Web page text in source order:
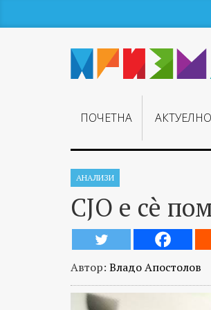
ПОЧЕТНА АКТУЕЛНО
АНАЛИЗИ
СЈО е сè
Автор: Владо Апостолов